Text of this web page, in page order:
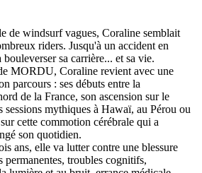
de windsurf vagues, Coraline semblait
riders. Jusqu'à un accident en
sa carrière... et sa vie.
MORDU, Coraline revient avec une
parcours : ses débuts entre la
de la France, son ascension sur le
mythiques à Hawaï, au Pérou ou
cette commotion cérébrale qui a
son quotidien.
ans, elle va lutter contre une blessure
troubles cognitifs,